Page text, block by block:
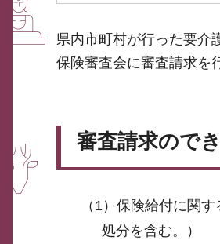
県内市町村が行った要介
保険審査会に審査請求を
審査請求ので
（1）保険給付に関
処分を含む。）